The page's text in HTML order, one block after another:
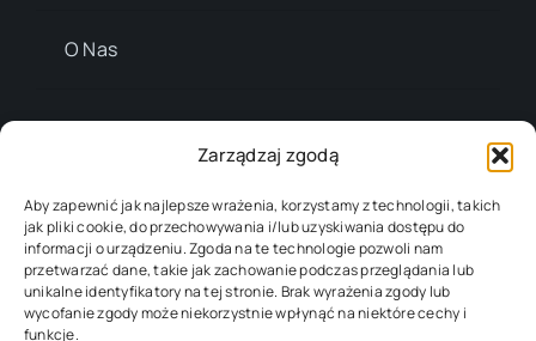
Zarządzaj zgodą
Aby zapewnić jak najlepsze wrażenia, korzystamy z technologii, takich
jak pliki cookie, do przechowywania i/lub uzyskiwania dostępu do
informacji o urządzeniu. Zgoda na te technologie pozwoli nam
przetwarzać dane, takie jak zachowanie podczas przeglądania lub
unikalne identyfikatory na tej stronie. Brak wyrażenia zgody lub
wycofanie zgody może niekorzystnie wpłynąć na niektóre cechy i
funkcje.
O Nas
Kontakt
Polityka Prywatności
© 2012 - 2026Avada Website BuilderbyThemeFusion • All